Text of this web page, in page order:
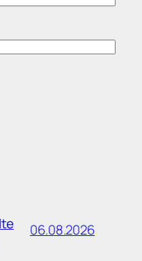
06.08.2026